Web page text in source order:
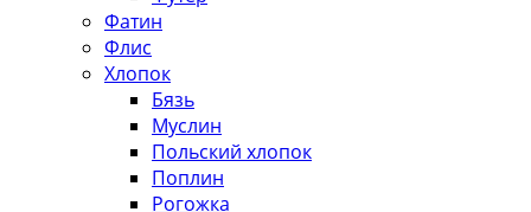
Фатин
Флис
Хлопок
Бязь
Муслин
Польский хлопок
Поплин
Рогожка